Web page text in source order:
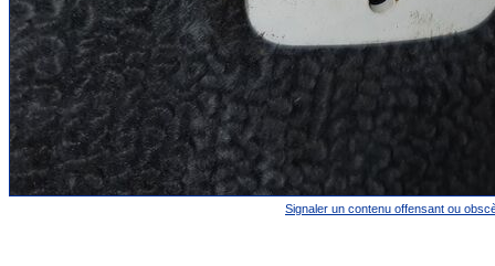
Signaler un contenu offensant ou